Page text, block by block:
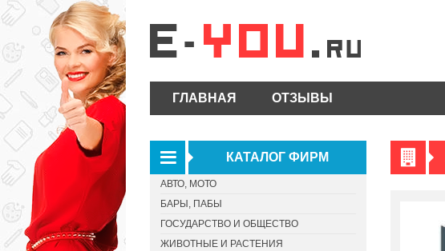
ГЛАВНАЯ ОТЗЫВЫ
КАТАЛОГ ФИРМ
АВТО, МОТО
БАРЫ, ПАБЫ
ГОСУДАРСТВО И ОБЩЕСТВО
ЖИВОТНЫЕ И РАСТЕНИЯ